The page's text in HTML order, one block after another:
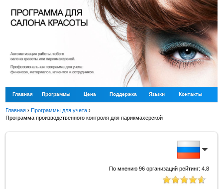
Главная Программы Цена Поддержка Языки Контакты
Главная ›Программы для учета ›
Программа производственного контроля для парикмахерской
По мнению 96организаций рейтинг: 4.8